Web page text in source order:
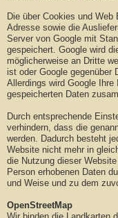
Die über Cookies und
Adresse sowie die
Server von Google mit
gespeichert. Google wird
möglicherweise an Dritte
ist oder Google gegenüber
Allerdings wird Google
gespeicherten Daten
Durch entsprechende
verhindern, dass die
werden. Dadurch besteht
Website nicht mehr in
die Nutzung dieser
Person erhobenen Daten
und Weise und zu dem
OpenStreetMap